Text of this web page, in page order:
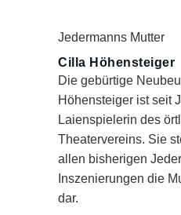
Jedermanns Mutter
Cilla Höhensteiger
Die gebürtige
Höhensteiger ist seit
Laienspielerin des
Theatervereins. Sie
allen bisherigen
Inszenierungen die
dar.